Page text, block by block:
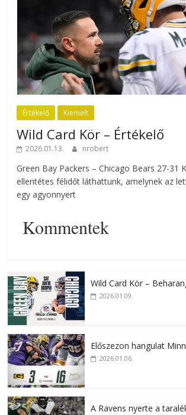
Értékelő Kiemelt
Wild Card Kör – Értékelő
2026.01.13. nrobert
Green Bay Packers – Chicago Bears 27-31
ellentétes félidőt láthattunk, amelynek az
egy agyonnyert
Kommentek
Wild Card Kör –
2026.01.09.
Előszezon hangulat
2026.01.06.
A Ravens nyerte a